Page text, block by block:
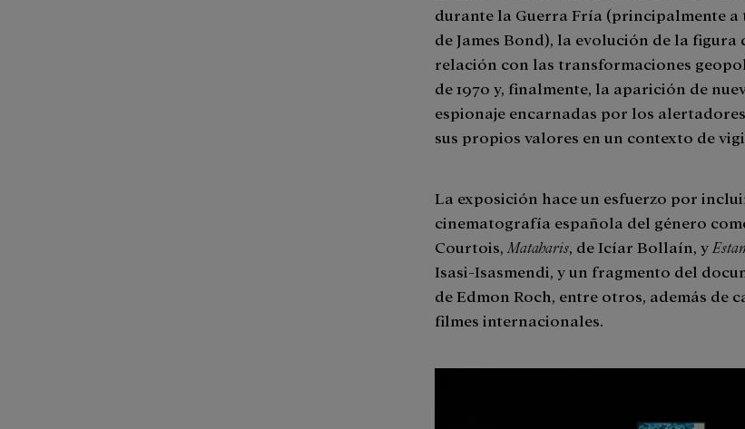
durante la Guerra Fría (principalmente a
de James Bond), la evolución de la figura
relación con las transformaciones
de 1970 y, finalmente, la aparición de
espionaje encarnadas por los
sus propios valores en un contexto de
La exposición hace un esfuerzo por
cinematografía española del género
Courtois, Mataharis , de Icíar Bollaín, y
Isasi-Isasmendi, y un fragmento del
de Edmon Roch, entre otros, además de
filmes internacionales.